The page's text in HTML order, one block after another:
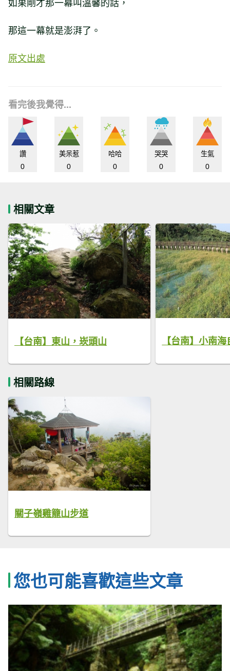
那這一幕就是澎湃了。
原文出處
看完後我覺得...
讚
0
美呆惹
0
哈哈
0
哭哭
0
生氣
0
相關文章
【台南】東山，崁頭山 【台南】小南
相關路線
關子嶺雞籠山步道
您也可能喜歡這些文章